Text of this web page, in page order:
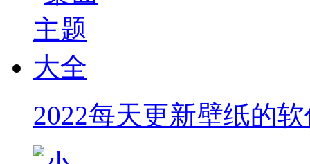
2022每天更新壁纸的